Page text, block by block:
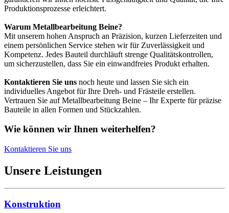
Produktionsprozesse erleichtert.
Warum Metallbearbeitung Beine?
Mit unserem hohen Anspruch an Präzision, kurzen Lieferzeiten und
einem persönlichen Service stehen wir für Zuverlässigkeit und
Kompetenz. Jedes Bauteil durchläuft strenge Qualitätskontrollen,
um sicherzustellen, dass Sie ein einwandfreies Produkt erhalten.
Kontaktieren Sie uns noch heute und lassen Sie sich ein
individuelles Angebot für Ihre Dreh- und Frästeile erstellen.
Vertrauen Sie auf Metallbearbeitung Beine – Ihr Experte für präzise
Bauteile in allen Formen und Stückzahlen.
Wie können wir Ihnen weiterhelfen?
Kontaktieren Sie uns
Unsere Leistungen
Konstruktion